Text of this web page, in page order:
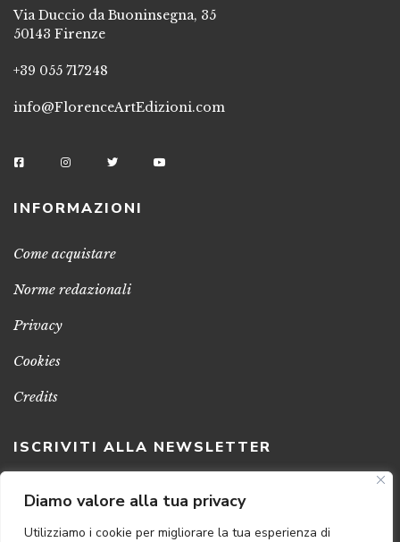
Diamo valore alla tua privacy
Utilizziamo i cookie per migliorare la tua esperienza di
Via Duccio da Buoninsegna, 35
50143 Firenze
+39 055 717248
info@FlorenceArtEdizioni.com
INFORMAZIONI
Come acquistare
Norme redazionali
Privacy
Cookies
Credits
ISCRIVITI ALLA NEWSLETTER
Clicca sul pulsante per ricevere le nostre ultime novità,
notizie e promozioni